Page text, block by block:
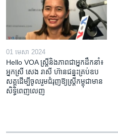
01 មេសា 2024
Hello VOA ស្ត្រីនិងភាពជាអ្នកដឹកនាំ៖
អ្នកស្រី សេង រាសី ហ៊ានជន្នះគ្រប់ឧប
សគ្គដើម្បីចូលរួមជំរុញឱ្យស្រ្តីកម្ពុជាមាន
សិទ្ធិពេញលេញ